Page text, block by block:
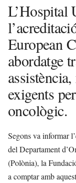
L’Hospital
European
abordatge
exigents
oncològic.
Segons va informar
del Departament
(Polònia), la
a comptar amb